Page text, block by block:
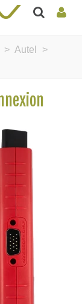
> Autel
>